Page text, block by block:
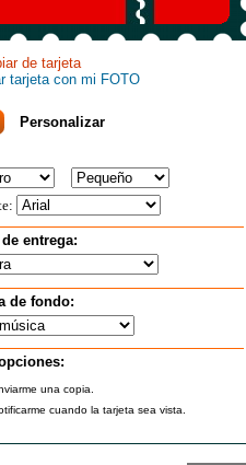
de tarjeta
tarjeta con mi FOTO
Personalizar
de entrega:
de fondo:
una copia.
cuando la tarjeta sea vista.